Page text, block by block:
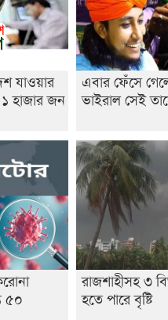
যাওয়ার
হাজার জন
এবার ফেঁসে
ভাইরাল সেই
৫০
রাজশাহীসহ ৩
হতে পারে বৃষ্টি